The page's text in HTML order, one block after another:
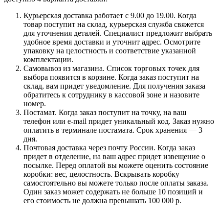
Курьерская доставка работает с 9.00 до 19.00. Когда
товар поступит на склад, курьерская служба свяжется
для уточнения деталей. Специалист предложит выбрать
удобное время доставки и уточнит адрес. Осмотрите
упаковку на целостность и соответствие указанной
комплектации.
Самовывоз из магазина. Список торговых точек для
выбора появится в корзине. Когда заказ поступит на
склад, вам придет уведомление. Для получения заказа
обратитесь к сотруднику в кассовой зоне и назовите
номер.
Постамат. Когда заказ поступит на точку, на ваш
телефон или e-mail придет уникальный код. Заказ нужно
оплатить в терминале постамата. Срок хранения — 3
дня.
Почтовая доставка через почту России. Когда заказ
придет в отделение, на ваш адрес придет извещение о
посылке. Перед оплатой вы можете оценить состояние
коробки: вес, целостность. Вскрывать коробку
самостоятельно вы можете только после оплаты заказа.
Один заказ может содержать не больше 10 позиций и
его стоимость не должна превышать 100 000 р.